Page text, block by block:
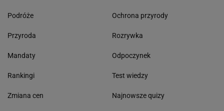
Podróże
Przyroda
Mandaty
Rankingi
Zmiana cen
Ochrona przyrody
Rozrywka
Odpoczynek
Test wiedzy
Najnowsze quizy